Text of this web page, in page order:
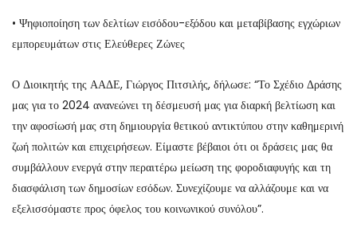
• Ψηφιοποίηση των δελτίων εισόδου-εξόδου και μεταβίβασης εγχώριων
εμπορευμάτων στις Ελεύθερες Ζώνες
Ο Διοικητής της ΑΑΔΕ, Γιώργος Πιτσιλής, δήλωσε: “Το Σχέδιο Δράσης
μας για το 2024 ανανεώνει τη δέσμευσή μας για διαρκή βελτίωση και
την αφοσίωσή μας στη δημιουργία θετικού αντικτύπου στην καθημερινή
ζωή πολιτών και επιχειρήσεων. Είμαστε βέβαιοι ότι οι δράσεις μας θα
συμβάλλουν ενεργά στην περαιτέρω μείωση της φοροδιαφυγής και τη
διασφάλιση των δημοσίων εσόδων. Συνεχίζουμε να αλλάζουμε και να
εξελισσόμαστε προς όφελος του κοινωνικού συνόλου”.